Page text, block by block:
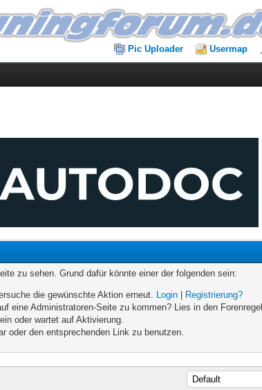
Pic Uploader Usermap
zu sehen. Grund dafür könnte einer der folgenden sein:
die gewünschte Aktion erneut. Login
Registrierung?
eine Administratoren-Seite zu kommen? Lies in den
oder wartet auf Aktivierung.
oder den entsprechenden Link zu benutzen.